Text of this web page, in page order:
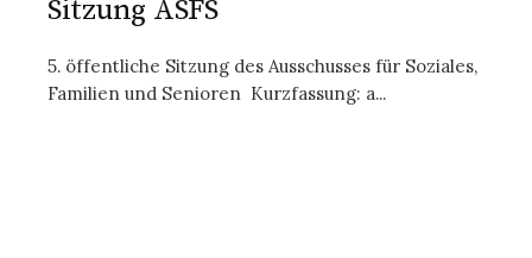
Sitzung ASFS
5. öf­fent­liche Sitz­ung des Aus­schus­ses für So­zial­es,
Fa­mi­lien und Se­nior­en Kurz­fas­sung: a...